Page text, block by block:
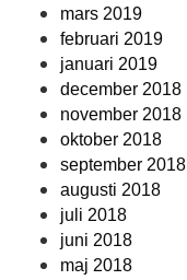
mars 2019
februari 2019
januari 2019
december 2018
november 2018
oktober 2018
september 2018
augusti 2018
juli 2018
juni 2018
maj 2018